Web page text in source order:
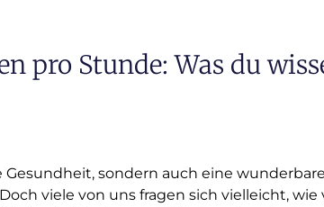
pro Stunde: Was du
sondern auch eine wunderbare
viele von uns fragen sich vielleicht, wie